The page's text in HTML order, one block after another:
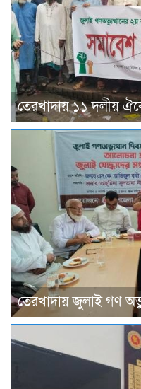
তেরখাদায় ১১ দলীয়
তেরখাদায় জুলাই গণ